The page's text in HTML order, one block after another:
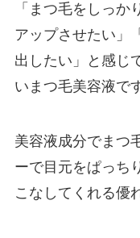
「まつ毛をしっか
アップさせたい」
出したい」と感じ
いまつ毛美容液で
美容液成分でまつ
ーで目元をぱっち
こなしてくれる優